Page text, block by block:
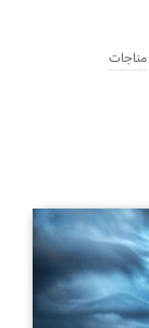
مناجات